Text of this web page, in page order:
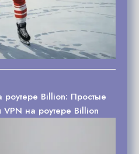
роутере Billion: Простые
VPN на роутере Billion